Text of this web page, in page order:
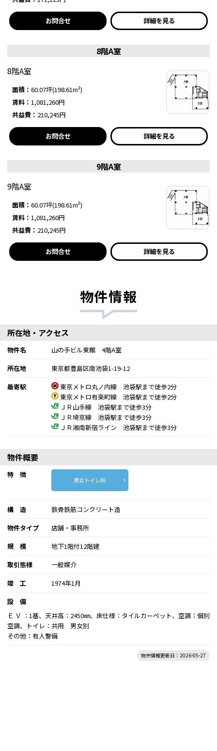
お問合せ 詳細を見る
8階A室
8階A室
面積： 60.07坪(198.61m²)
賃料： 1,081,260円
共益費： 210,245円
お問合せ 詳細を見る
9階A室
9階A室
面積： 60.07坪(198.61m²)
賃料： 1,081,260円
共益費： 210,245円
お問合せ 詳細を見る
物件情報
所在地・アクセス
物件名
山の手ビル東館 4階A室
所在地
東京都豊島区南池袋1-19-12
最寄駅
東京メトロ丸ノ内線 池袋駅まで徒歩2分
東京メトロ有楽町線 池袋駅まで徒歩2分
ＪＲ山手線 池袋駅まで徒歩3分
ＪＲ埼京線 池袋駅まで徒歩3分
ＪＲ湘南新宿ライン 池袋駅まで徒歩3分
物件概要
特 徴
男女トイレ別
構 造
鉄骨鉄筋コンクリート造
物件タイプ
店舗・事務所
規 模
地下1階付12階建
取引態様
一般媒介
竣 工
1974年1月
設 備
Ｅ Ｖ ：1基、天井高：2450㎜、床仕様：タイルカーペット、空調：個別
空調、トイレ：共用 男女別
その他：有人警備
物件情報更新日：2026-05-27